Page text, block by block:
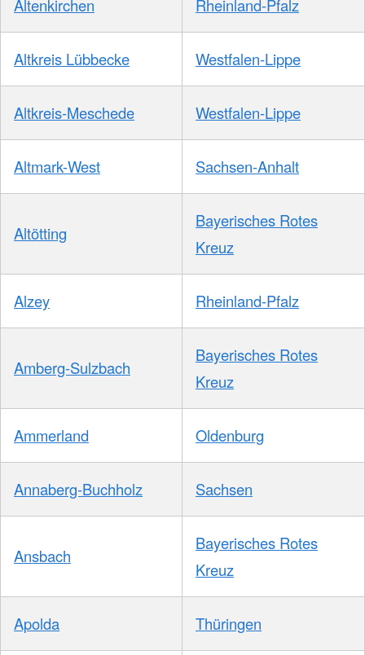
Altenkirchen Rheinland-Pfalz
Altkreis Lübbecke Westfalen-Lippe
Altkreis-Meschede Westfalen-Lippe
Altmark-West Sachsen-Anhalt
Altötting
Bayerisches Rotes
Kreuz
Alzey Rheinland-Pfalz
Amberg-Sulzbach
Bayerisches Rotes
Kreuz
Ammerland Oldenburg
Annaberg-Buchholz Sachsen
Ansbach
Bayerisches Rotes
Kreuz
Apolda Thüringen